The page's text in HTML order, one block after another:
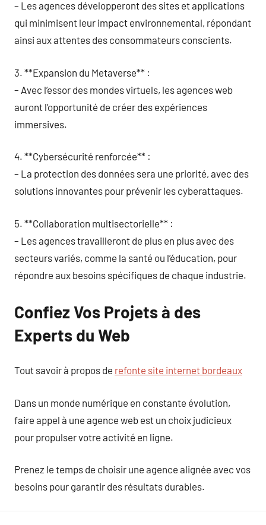
– Les agences développeront des sites et applications
qui minimisent leur impact environnemental, répondant
ainsi aux attentes des consommateurs conscients.
3. **Expansion du Metaverse** :
– Avec l’essor des mondes virtuels, les agences web
auront l’opportunité de créer des expériences
immersives.
4. **Cybersécurité renforcée** :
– La protection des données sera une priorité, avec des
solutions innovantes pour prévenir les cyberattaques.
5. **Collaboration multisectorielle** :
– Les agences travailleront de plus en plus avec des
secteurs variés, comme la santé ou l’éducation, pour
répondre aux besoins spécifiques de chaque industrie.
Confiez Vos Projets à des
Experts du Web
Tout savoir à propos de refonte site internet bordeaux
Dans un monde numérique en constante évolution,
faire appel à une agence web est un choix judicieux
pour propulser votre activité en ligne.
Prenez le temps de choisir une agence alignée avec vos
besoins pour garantir des résultats durables.